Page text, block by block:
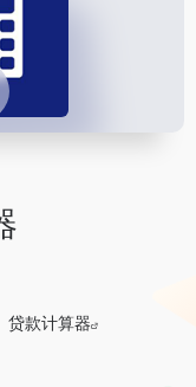
贷款计算器